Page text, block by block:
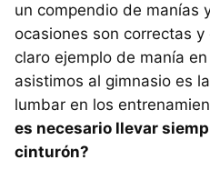
un compendio de manías
ocasiones son correctas
claro ejemplo de manía
asistimos al gimnasio es
lumbar en los
es necesario llevar
cinturón?